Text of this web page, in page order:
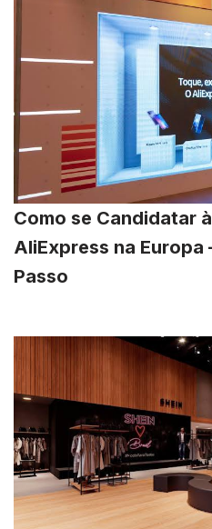
Como se Candidatar
AliExpress na Europa
Passo